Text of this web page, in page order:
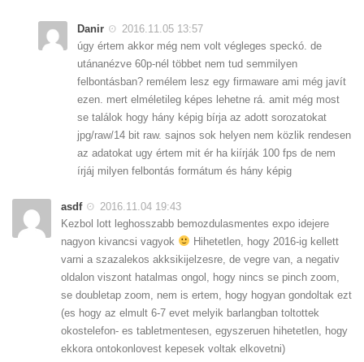
Danir
2016.11.05 13:57
úgy értem akkor még nem volt végleges speckó. de
utánanézve 60p-nél többet nem tud semmilyen
felbontásban? remélem lesz egy firmaware ami még javít
ezen. mert elméletileg képes lehetne rá. amit még most
se találok hogy hány képig bírja az adott sorozatokat
jpg/raw/14 bit raw. sajnos sok helyen nem közlik rendesen
az adatokat ugy értem mit ér ha kiírják 100 fps de nem
írjáj milyen felbontás formátum és hány képig
asdf
2016.11.04 19:43
Kezbol lott leghosszabb bemozdulasmentes expo idejere
nagyon kivancsi vagyok
Hihetetlen, hogy 2016-ig kellett
varni a szazalekos akksikijelzesre, de vegre van, a negativ
oldalon viszont hatalmas ongol, hogy nincs se pinch zoom,
se doubletap zoom, nem is ertem, hogy hogyan gondoltak ezt
(es hogy az elmult 6-7 evet melyik barlangban toltottek
okostelefon- es tabletmentesen, egyszeruen hihetetlen, hogy
ekkora ontokonlovest kepesek voltak elkovetni)